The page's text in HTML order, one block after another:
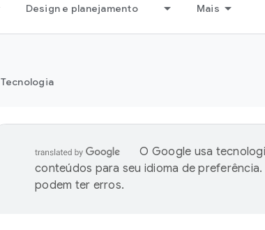
Design e planejamento Mais
Tecnologia
O Google usa
conteúdos para seu idioma de
podem ter erros.